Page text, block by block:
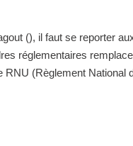
(), il faut se reporter
réglementaires
(Règlement National